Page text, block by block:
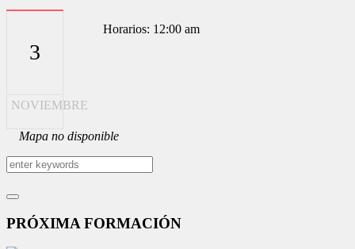
3
NOVIEMBRE
Horarios: 12:00 am
Mapa no disponible
PRÓXIMA FORMACIÓN